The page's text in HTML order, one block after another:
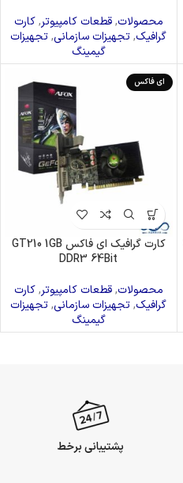
محصولات,قطعات کامپیوتر,کارت
گرافیک,تجهیزات سازمانی,تجهیزات
گیمینگ
ای فاکس
کارت گرافیک ای فاکس GT210 1GB
DDR3 64Bit
محصولات,قطعات کامپیوتر,کارت
گرافیک,تجهیزات سازمانی,تجهیزات
گیمینگ
پشتیبانی برخط